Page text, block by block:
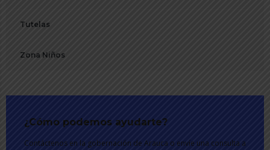
Tutelas
Zona Niños
¿Cómo podemos ayudarte?
Contáctenos en la gobernación de Arauca o envíe una consulta a